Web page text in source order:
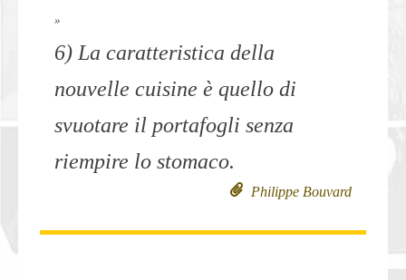
»
6) La caratteristica della
nouvelle cuisine è quello di
svuotare il portafogli senza
riempire lo stomaco.
Philippe Bouvard